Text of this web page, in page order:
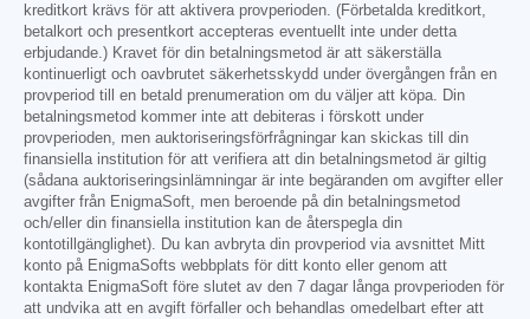
kreditkort krävs för att aktivera provperioden. (Förbetalda kreditkort,
betalkort och presentkort accepteras eventuellt inte under detta
erbjudande.) Kravet för din betalningsmetod är att säkerställa
kontinuerligt och oavbrutet säkerhetsskydd under övergången från en
provperiod till en betald prenumeration om du väljer att köpa. Din
betalningsmetod kommer inte att debiteras i förskott under
provperioden, men auktoriseringsförfrågningar kan skickas till din
finansiella institution för att verifiera att din betalningsmetod är giltig
(sådana auktoriseringsinlämningar är inte begäranden om avgifter eller
avgifter från EnigmaSoft, men beroende på din betalningsmetod
och/eller din finansiella institution kan de återspegla din
kontotillgänglighet). Du kan avbryta din provperiod via avsnittet Mitt
konto på EnigmaSofts webbplats för ditt konto eller genom att
kontakta EnigmaSoft före slutet av den 7 dagar långa provperioden för
att undvika att en avgift förfaller och behandlas omedelbart efter att